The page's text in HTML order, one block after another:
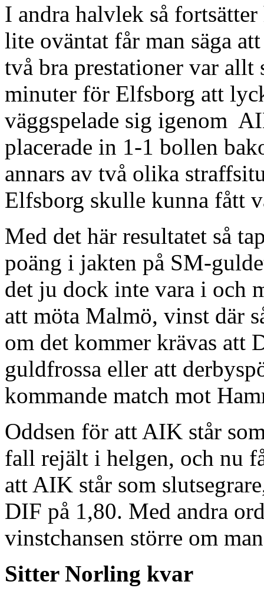
I andra halvlek så
lite oväntat får man säga
två bra prestationer var allt
minuter för Elfsborg att
väggspelade sig igenom
placerade in 1-1 bollen
annars av två olika
Elfsborg skulle kunna fått
Med det här resultatet så
poäng i jakten på SM-
det ju dock inte vara i och
att möta Malmö, vinst där
om det kommer krävas att
guldfrossa eller att
kommande match mot
Oddsen för att AIK står
fall rejält i helgen, och nu
att AIK står som
DIF på 1,80. Med andra
vinstchansen större om
Sitter Norling kvar